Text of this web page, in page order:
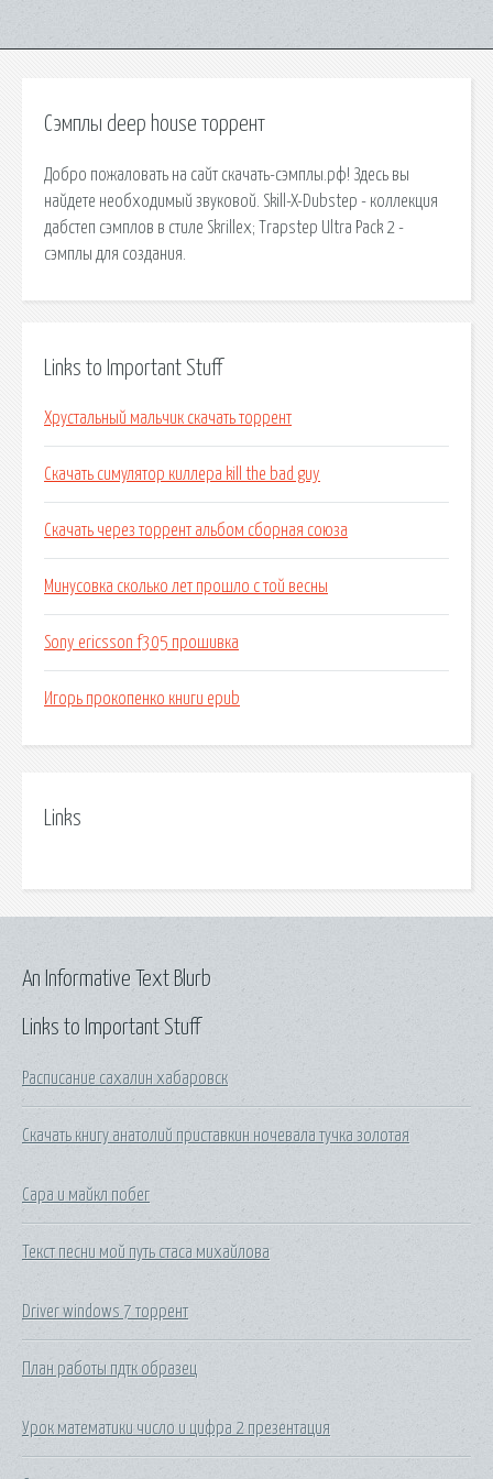
Сэмплы deep house торрент
Добро пожаловать на сайт скачать-сэмплы.рф! Здесь вы
найдете необходимый звуковой. Skill-X-Dubstep - коллекция
дабстеп сэмплов в стиле Skrillex; Trapstep Ultra Pack 2 -
сэмплы для создания.
Links to Important Stuff
Хрустальный мальчик скачать торрент
Скачать симулятор киллера kill the bad guy
Скачать через торрент альбом сборная союза
Минусовка сколько лет прошло с той весны
Sony ericsson f305 прошивка
Игорь прокопенко книги epub
Links
Links to Important Stuff
Расписание сахалин хабаровск
Скачать книгу анатолий приставкин ночевала тучка золотая
Сара и майкл побег
Текст песни мой путь стаса михайлова
Driver windows 7 торрент
План работы пдтк образец
Урок математики число и цифра 2 презентация
An Informative Text Blurb